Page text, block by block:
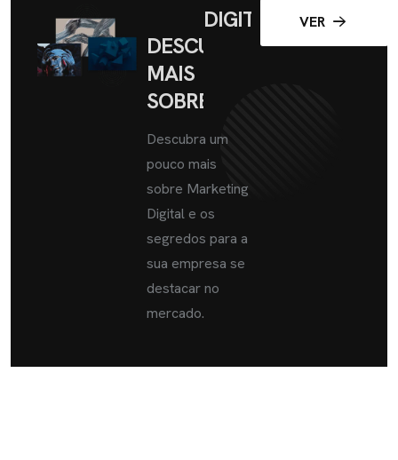
DESCUBRA
MAIS
SOBRE
DIGITAL
Descubra um
pouco mais
sobre Marketing
Digital e os
segredos para a
sua empresa se
destacar no
mercado.
VER